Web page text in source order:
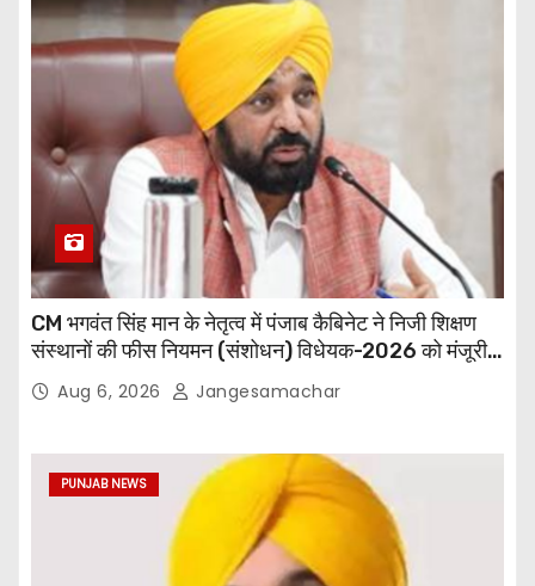
CM भगवंत सिंह मान के नेतृत्व में पंजाब कैबिनेट ने निजी शिक्षण
संस्थानों की फीस नियमन (संशोधन) विधेयक-2026 को मंजूरी
दी Aug 6, 2026 Jangesamachar
PUNJAB NEWS